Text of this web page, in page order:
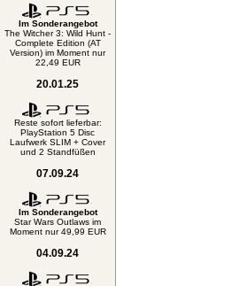
Im Sonderangebot
The Witcher 3: Wild Hunt -
Complete Edition (AT
Version) im Moment nur
22,49 EUR
20.01.25
Reste sofort lieferbar:
PlayStation 5 Disc
Laufwerk SLIM + Cover
und 2 Standfüßen
07.09.24
Im Sonderangebot
Star Wars Outlaws im
Moment nur 49,99 EUR
04.09.24